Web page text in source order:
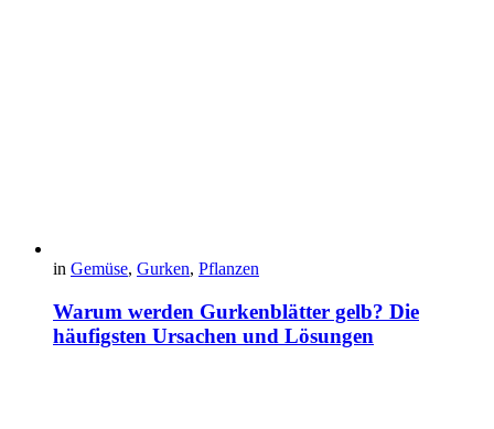
in Gemüse, Gurken, Pflanzen
Warum werden Gurkenblätter gelb? Die
häufigsten Ursachen und Lösungen